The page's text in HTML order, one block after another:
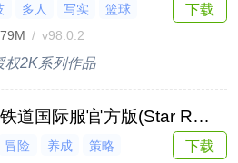
多人 写实
篮球
/ v98.0.2
权2K系列作品
下载
崩坏星穹铁道国际服官方版(Star Rail)
冒险 养成
策略
下载